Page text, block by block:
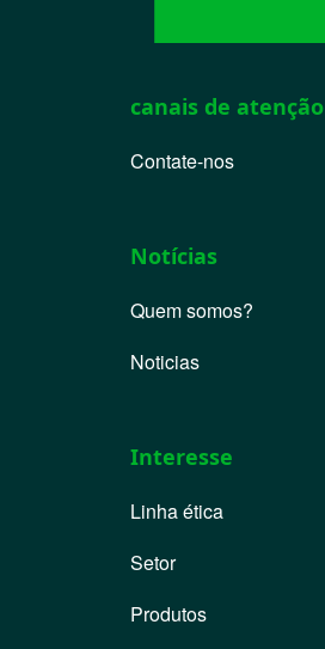
canais de atenção
Contate-nos
Notícias
Quem somos?
Noticias
Interesse
Linha ética
Setor
Produtos